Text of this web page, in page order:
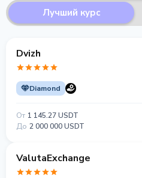
Лучший курс
Dvizh
Diamond
От 1 145.27 USDT
До 2 000 000 USDT
ValutaExchange